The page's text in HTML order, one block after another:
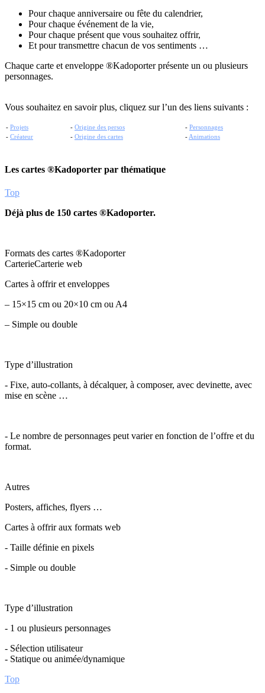
Pour chaque anniversaire ou fête du calendrier,
Pour chaque événement de la vie,
Pour chaque présent que vous souhaitez offrir,
Et pour transmettre chacun de vos sentiments …
Chaque carte et enveloppe ®Kadoporter présente un ou plusieurs
personnages.
Vous souhaitez en savoir plus, cliquez sur l’un des liens suivants :
- Projets - Origine des persos - Personnages
- Créateur - Origine des cartes - Animations
Les cartes ®Kadoporter par thématique
Top
Déjà plus de 150 cartes ®Kadoporter.
Formats des cartes ®Kadoporter
CarterieCarterie web
Cartes à offrir et enveloppes
– 15×15 cm ou 20×10 cm ou A4
– Simple ou double
Type d’illustration
- Fixe, auto-collants, à décalquer, à composer, avec devinette, avec
mise en scène …
- Le nombre de personnages peut varier en fonction de l’offre et du
format.
Autres
Posters, affiches, flyers …
Cartes à offrir aux formats web
- Taille définie en pixels
- Simple ou double
Type d’illustration
- 1 ou plusieurs personnages
- Sélection utilisateur
- Statique ou animée/dynamique
Top